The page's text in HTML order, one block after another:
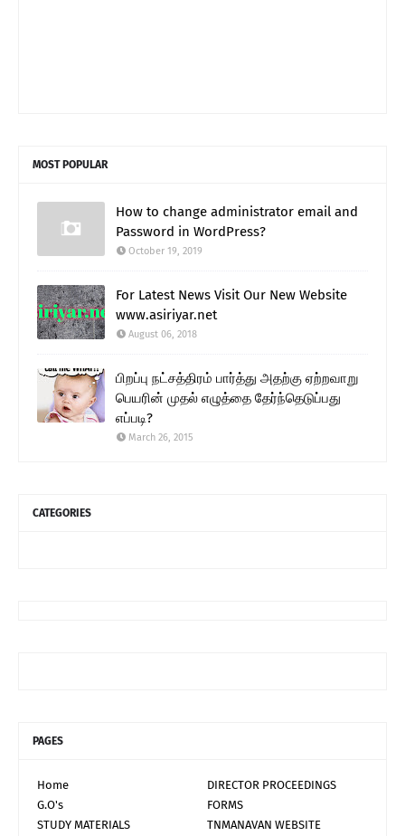
MOST POPULAR
How to change administrator email and
Password in WordPress?
October 19, 2019
For Latest News Visit Our New Website
www.asiriyar.net
August 06, 2018
பிறப்பு நட்சத்திரம் பார்த்து அதற்கு ஏற்றவாறு
பெயரின் முதல் எழுத்தை தேர்ந்தெடுப்பது
எப்படி?
March 26, 2015
CATEGORIES
PAGES
Home
DIRECTOR PROCEEDINGS
G.O's
FORMS
STUDY MATERIALS
TNMANAVAN WEBSITE